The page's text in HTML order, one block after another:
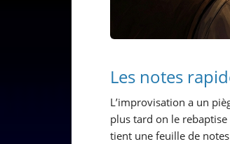
Les notes
L’improvisation a un
plus tard on le rebaptise
tient une feuille de